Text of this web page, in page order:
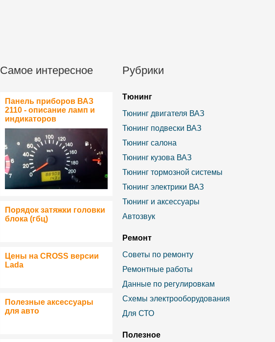
Самое интересное
Панель приборов ВАЗ
2110 - описание ламп и
индикаторов
Порядок затяжки головки
блока (гбц)
Цены на CROSS версии
Lada
Полезные аксессуары
для авто
Рубрики
Тюнинг
Тюнинг двигателя ВАЗ
Тюнинг подвески ВАЗ
Тюнинг салона
Тюнинг кузова ВАЗ
Тюнинг тормозной системы
Тюнинг электрики ВАЗ
Тюнинг и аксессуары
Автозвук
Ремонт
Советы по ремонту
Ремонтные работы
Данные по регулировкам
Схемы электрооборудования
Для СТО
Полезное